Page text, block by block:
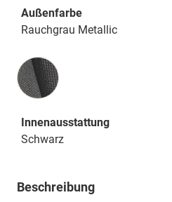
Außenfarbe
Rauchgrau Metallic
Innenausstattung
Innenausstattung
Schwarz
Beschreibung